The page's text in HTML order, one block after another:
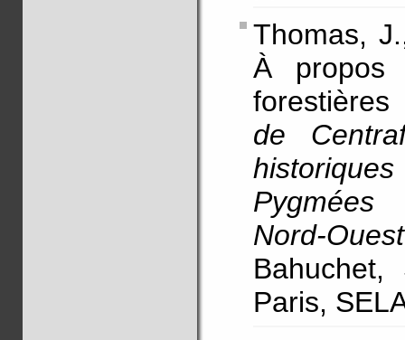
Thomas,
À propos
de
Pygmées
Nord-
Paris,